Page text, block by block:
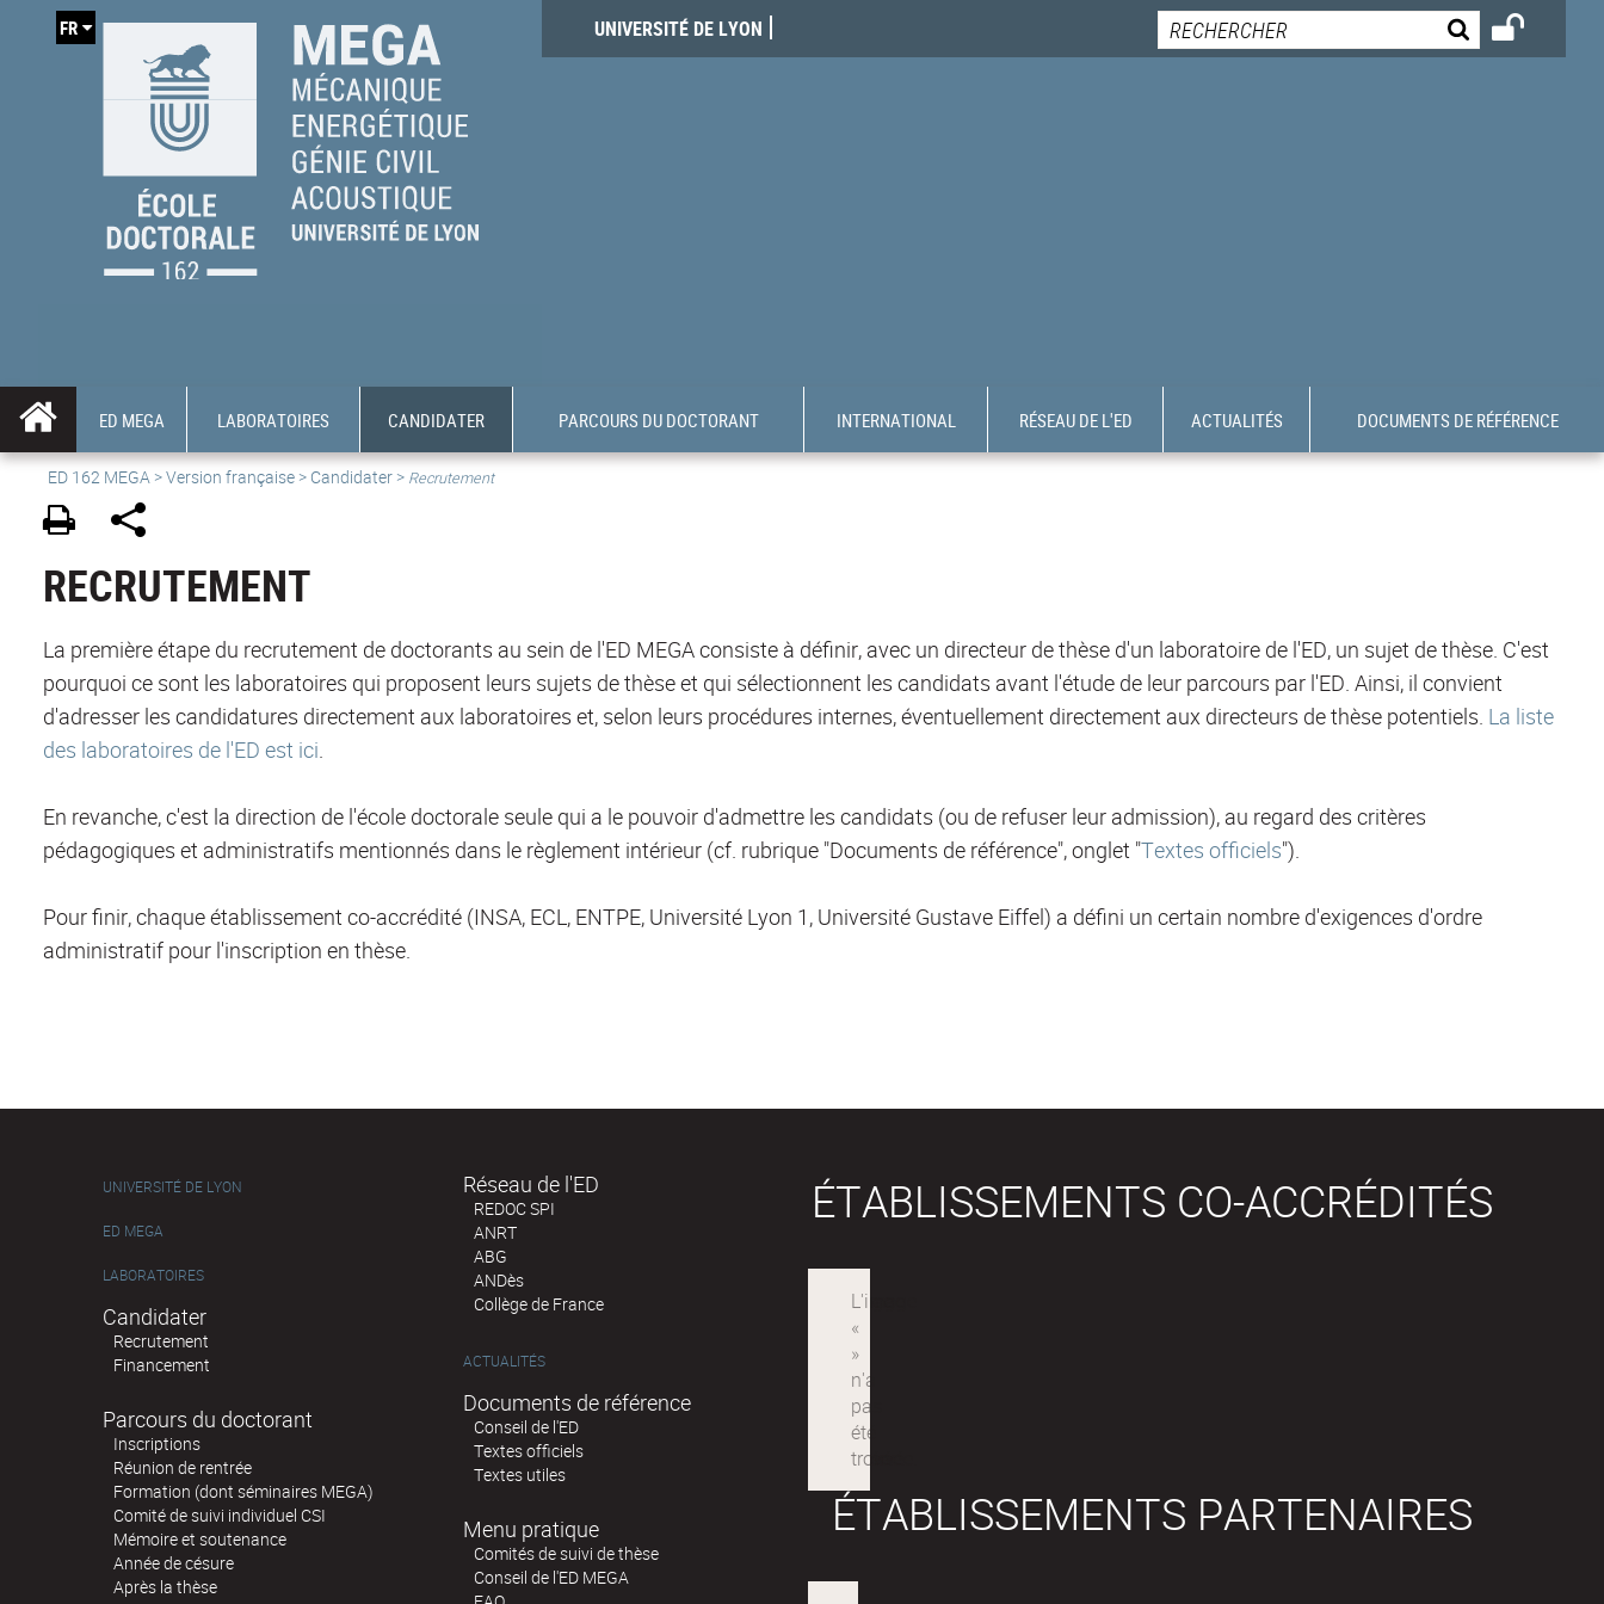
UNIVERSITÉ DE LYON
FR
ED MEGA LABORATOIRES CANDIDATER PARCOURS DU DOCTORANT INTERNATIONAL RÉSEAU DE L'ED ACTUALITÉS DOCUMENTS DE RÉFÉRENCE
ED 162 MEGA >Version française > Candidater > Recrutement
RECRUTEMENT
La première étape du recrutement de doctorants au sein de l'ED MEGA consiste à définir, avec un directeur de thèse d'un laboratoire de l'ED, un sujet de thèse. C'est
pourquoi ce sont les laboratoires qui proposent leurs sujets de thèse et qui sélectionnent les candidats avant l'étude de leur parcours par l'ED. Ainsi, il convient
d'adresser les candidatures directement aux laboratoires et, selon leurs procédures internes, éventuellement directement aux directeurs de thèse potentiels. La liste
des laboratoires de l'ED est ici.
En revanche, c'est la direction de l'école doctorale seule qui a le pouvoir d'admettre les candidats (ou de refuser leur admission), au regard des critères
pédagogiques et administratifs mentionnés dans le règlement intérieur (cf. rubrique "Documents de référence", onglet "Textes officiels").
Pour finir, chaque établissement co-accrédité (INSA, ECL, ENTPE, Université Lyon 1, Université Gustave Eiffel) a défini un certain nombre d'exigences d'ordre
administratif pour l'inscription en thèse.
UNIVERSITÉ DE LYON
ED MEGA
LABORATOIRES
Candidater
Recrutement
Financement
Parcours du doctorant
Inscriptions
Réunion de rentrée
Formation (dont séminaires MEGA)
Comité de suivi individuel CSI
Mémoire et soutenance
Année de césure
Après la thèse
Réseau de l'ED
REDOC SPI
ANRT
ABG
ANDès
Collège de France
ACTUALITÉS
Documents de référence
Conseil de l'ED
Textes officiels
Textes utiles
Menu pratique
Comités de suivi de thèse
Conseil de l'ED MEGA
ÉTABLISSEMENTS CO-ACCRÉDITÉS
ÉTABLISSEMENTS PARTENAIRES